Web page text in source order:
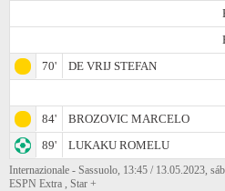
70'
DE VRIJ STEFAN
84'
BROZOVIC MARCELO
89'
LUKAKU ROMELU
Internazionale - Sassuolo, 13:45 / 13.05.2023,
ESPN Extra , Star +